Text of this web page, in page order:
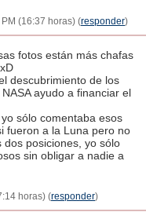
(16:37 horas) (responder)
fotos están más chafas
descubrimiento de los
ayudo a financiar el
sólo comentaba esos
fueron a la Luna pero no
posiciones, yo sólo
sin obligar a nadie a
horas) (responder)